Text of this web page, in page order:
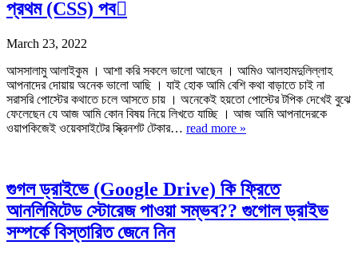
প্রথম (CSS) পব
March 23, 2022
আসসালামু আলাইকুম । আশা করি সকলে ভালো আছেন । আমিও আলহামদুলিল্লাহ
আপনাদের দোয়ায় অনেক ভালো আছি । যাই হোক আমি বেশি কথা বাড়াতে চাই না
সরাসরি পোস্টের কথাতে চলে আসতে চায় । অনেকেই হয়তো পোস্টের টপিক দেখেই বুঝে
ফেলেছেন যে আজ আমি কোন বিষয় নিয়ে লিখতে যাচ্ছি । আজ আমি আপনাদেরকে
ওয়াপকিজেই ওয়েবসাইটের স্ক্রিনশট টেকার… read more »
গুগল ড্রাইভে (Google Drive) কি ফ্রিতে
আনলিমিটেড স্টোরেজ পাওয়া সম্ভব?? গুগোল ড্রাইভ
সম্পর্কে বিস্তারিত জেনে নিন